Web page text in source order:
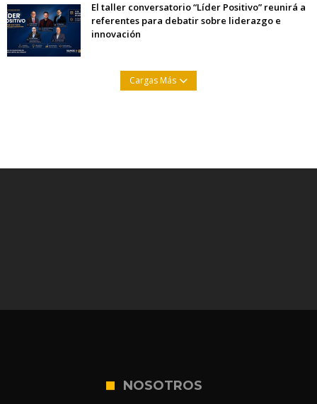
El taller conversatorio “Líder Positivo” reunirá a
referentes para debatir sobre liderazgo e
innovación
Cargas Más
NOSOTROS